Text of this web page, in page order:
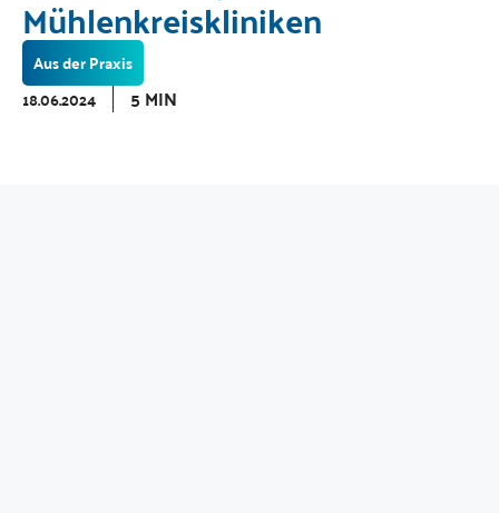
Mühlenkreiskliniken
Aus der Praxis
18.06.2024
5 MIN